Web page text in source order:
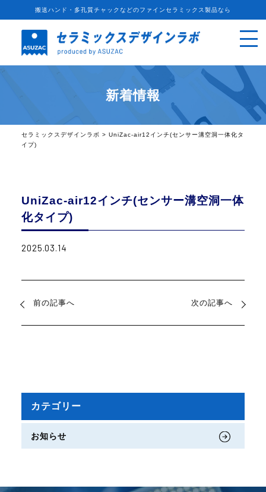
搬送ハンド・多孔質チャックなどのファインセラミックス製品なら
新着情報
セラミックスデザインラボ > UniZac-air12インチ(センサー溝空洞一体化タ
イプ)
UniZac-air12インチ(センサー溝空洞一体
化タイプ)
2025.03.14
前の記事へ 次の記事へ
カテゴリー
お知らせ